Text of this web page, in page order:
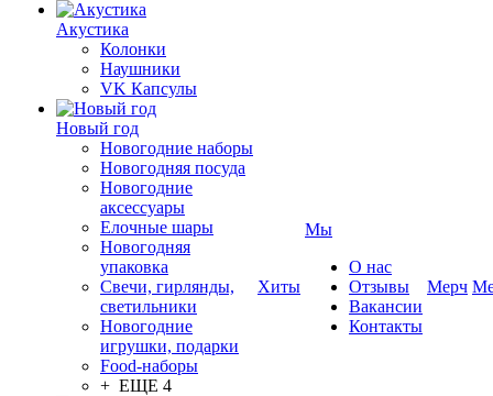
Акустика
Колонки
Наушники
VK Капсулы
Новый год
Новогодние наборы
Новогодняя посуда
Новогодние
аксессуары
Елочные шары
Новогодняя
упаковка
Свечи, гирлянды,
светильники
Новогодние
игрушки, подарки
Food-наборы
+ ЕЩЕ 4
Хиты
Мы
О нас
Отзывы
Вакансии
Контакты
Мерч